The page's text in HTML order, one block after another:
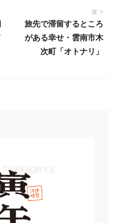
次
旅先で滞留するところ
がある幸せ・雲南市木
次町「オトナリ」